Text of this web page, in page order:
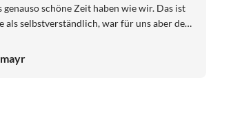
genauso schöne Zeit haben wie wir. Das ist
als selbstverständlich, war für uns aber der
Familie Pichler zu reisen.